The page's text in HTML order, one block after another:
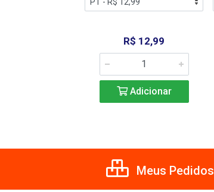
R$ 12,99
Adicionar
Meus Pedidos